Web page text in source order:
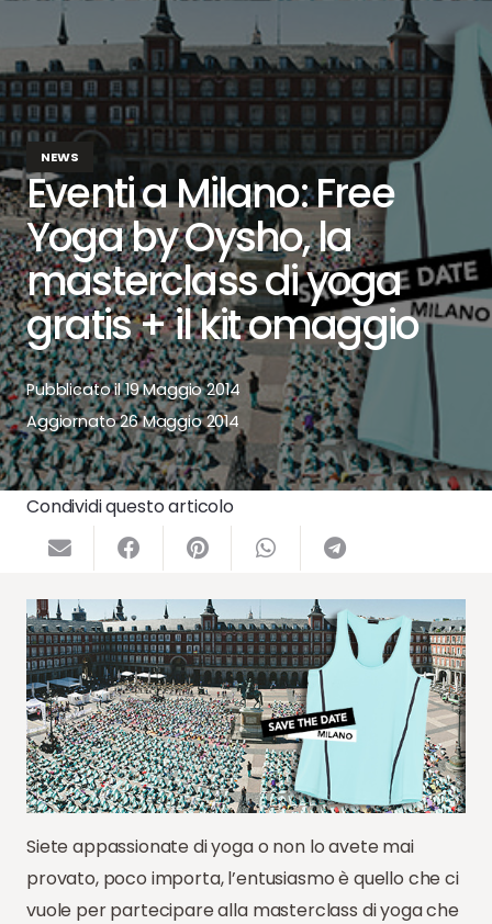
NEWS
Eventi a Milano: Free
Yoga by Oysho, la
masterclass di yoga
gratis + il kit omaggio
Pubblicato il19 Maggio 2014
Aggiornato26 Maggio 2014
Condividi questo articolo
Siete appassionate di yoga o non lo avete mai
provato, poco importa, l’entusiasmo è quello che ci
vuole per partecipare alla masterclass di yoga che